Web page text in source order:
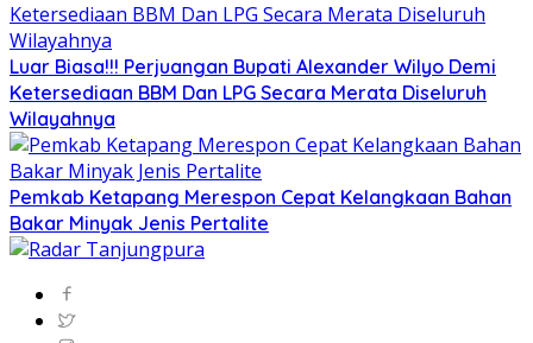
Luar Biasa!!! Perjuangan Bupati Alexander Wilyo Demi
Ketersediaan BBM Dan LPG Secara Merata Diseluruh
Wilayahnya
Pemkab Ketapang Merespon Cepat Kelangkaan Bahan
Bakar Minyak Jenis Pertalite